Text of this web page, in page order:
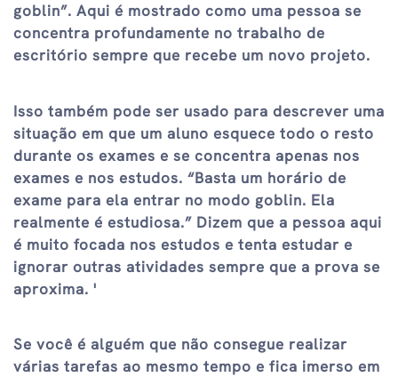
goblin”. Aqui é mostrado como uma pessoa se
concentra profundamente no trabalho de
escritório sempre que recebe um novo projeto.
Isso também pode ser usado para descrever uma
situação em que um aluno esquece todo o resto
durante os exames e se concentra apenas nos
exames e nos estudos. “Basta um horário de
exame para ela entrar no modo goblin. Ela
realmente é estudiosa.” Dizem que a pessoa aqui
é muito focada nos estudos e tenta estudar e
ignorar outras atividades sempre que a prova se
aproxima. '
Se você é alguém que não consegue realizar
várias tarefas ao mesmo tempo e fica imerso em